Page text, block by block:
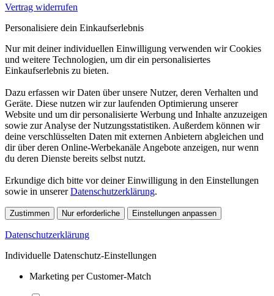
Vertrag widerrufen
Personalisiere dein Einkaufserlebnis
Nur mit deiner individuellen Einwilligung verwenden wir Cookies
und weitere Technologien, um dir ein personalisiertes
Einkaufserlebnis zu bieten.
Dazu erfassen wir Daten über unsere Nutzer, deren Verhalten und
Geräte. Diese nutzen wir zur laufenden Optimierung unserer
Website und um dir personalisierte Werbung und Inhalte anzuzeigen
sowie zur Analyse der Nutzungsstatistiken. Außerdem können wir
deine verschlüsselten Daten mit externen Anbietern abgleichen und
dir über deren Online-Werbekanäle Angebote anzeigen, nur wenn
du deren Dienste bereits selbst nutzt.
Erkundige dich bitte vor deiner Einwilligung in den Einstellungen
sowie in unsererDatenschutzerklärung.
Zustimmen Nur erforderliche Einstellungen anpassen
Datenschutzerklärung
Individuelle Datenschutz-Einstellungen
Marketing per Customer-Match